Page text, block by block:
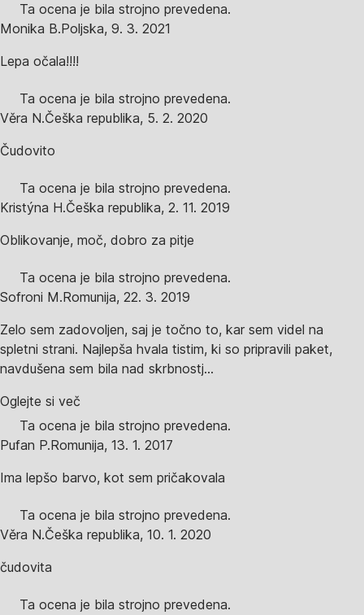
Ta ocena je bila strojno prevedena.
Monika B.Poljska, 9. 3. 2021
Lepa očala!!!!
Ta ocena je bila strojno prevedena.
Věra N.Češka republika, 5. 2. 2020
Čudovito
Ta ocena je bila strojno prevedena.
Kristýna H.Češka republika, 2. 11. 2019
Oblikovanje, moč, dobro za pitje
Ta ocena je bila strojno prevedena.
Sofroni M.Romunija, 22. 3. 2019
Zelo sem zadovoljen, saj je točno to, kar sem videl na
spletni strani. Najlepša hvala tistim, ki so pripravili paket,
navdušena sem bila nad skrbnostj...
Oglejte si več
Ta ocena je bila strojno prevedena.
Pufan P.Romunija, 13. 1. 2017
Ima lepšo barvo, kot sem pričakovala
Ta ocena je bila strojno prevedena.
Věra N.Češka republika, 10. 1. 2020
čudovita
Ta ocena je bila strojno prevedena.